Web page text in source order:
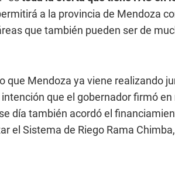
a la provincia de Mendoza
que también pueden ser de
que Mendoza ya viene realizando
que el gobernador firmó
día también acordó el
el Sistema de Riego Rama